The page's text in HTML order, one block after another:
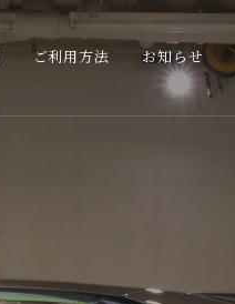
ご利用方法 お知らせ